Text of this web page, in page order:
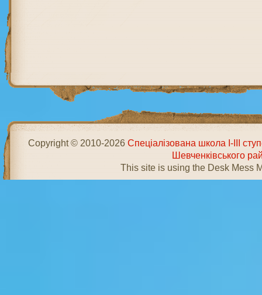
Copyright © 2010-2026Спеціалізована школа І-ІІІ
Шевченківського
This site is using the Desk Mess